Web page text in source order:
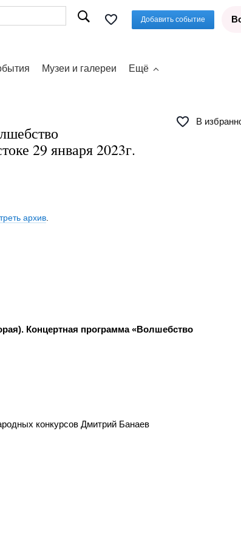
Добавить событие
Музеи и галереи Ещё
В
29 января 2023г.
архив
Концертная программа «Волшебство
конкурсов Дмитрий Банаев